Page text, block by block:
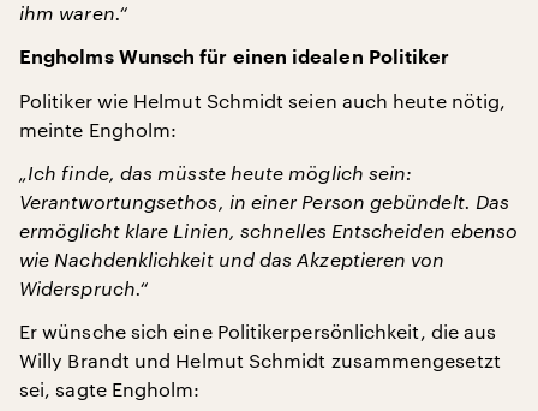
ihm waren.“
Engholms Wunsch für einen idealen Politiker
Politiker wie Helmut Schmidt seien auch heute nötig,
meinte Engholm:
„Ich finde, das müsste heute möglich sein:
Verantwortungsethos, in einer Person gebündelt. Das
ermöglicht klare Linien, schnelles Entscheiden ebenso
wie Nachdenklichkeit und das Akzeptieren von
Widerspruch.“
Er wünsche sich eine Politikerpersönlichkeit, die aus
Willy Brandt und Helmut Schmidt zusammengesetzt
sei, sagte Engholm: